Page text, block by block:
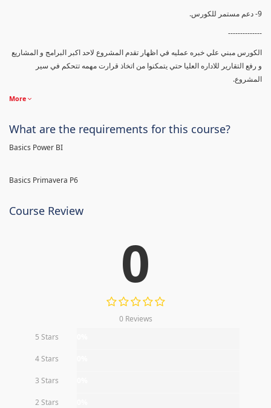
9- دعم مستمر للكورس.
--------------
الكورس مبني علي خبره عمليه في اظهار تقدم المشروع لاحد اكبر البرامج و المشاريع
و رفع التقارير للاداره العليا حتي يتمكنوا من اتخاذ قرارت مهمه تتحكم في سير
المشروع.
More
What are the requirements for this course?
Basics Power BI
Basics Primavera P6
Course Review
0
0 Reviews
5 Stars
4 Stars
3 Stars
2 Stars